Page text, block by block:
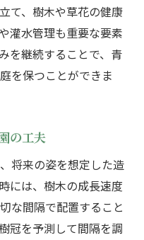
て、樹木や草花の健康
灌水管理も重要な要素
を継続することで、青
を保つことができま
の工夫
将来の姿を想定した造
には、樹木の成長速度
な間隔で配置すること
冠を予測して間隔を調